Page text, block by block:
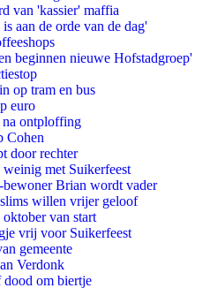
van 'kassier' maffia
aan de orde van de dag'
beginnen nieuwe Hofstadgroep'
op tram en bus
euro
ontploffing
Cohen
door rechter
met Suikerfeest
Brian wordt vader
willen vrijer geloof
van start
vrij voor Suikerfeest
gemeente
Verdonk
om biertje